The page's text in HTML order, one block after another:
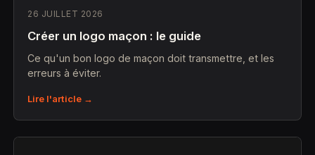
26 JUILLET 2026
Créer un logo maçon : le guide
Ce qu'un bon logo de maçon doit transmettre, et les
erreurs à éviter.
Lire l'article →